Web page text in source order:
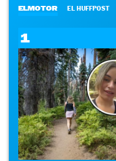
ELMOTOR EL HUFFPOST
1